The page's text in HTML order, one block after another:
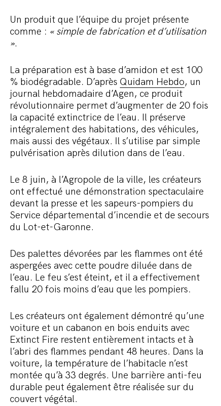
Un produit que l’équipe du projet présente
comme : « simple de fabrication et d’utilisation
».
La préparation est à base d’amidon et est 100
% biodégradable. D’après Quidam Hebdo, un
journal hebdomadaire d’Agen, ce produit
révolutionnaire permet d’augmenter de 20 fois
la capacité extinctrice de l’eau. Il préserve
intégralement des habitations, des véhicules,
mais aussi des végétaux. Il s’utilise par simple
pulvérisation après dilution dans de l’eau.
Le 8 juin, à l’Agropole de la ville, les créateurs
ont effectué une démonstration spectaculaire
devant la presse et les sapeurs-pompiers du
Service départemental d’incendie et de secours
du Lot-et-Garonne.
Des palettes dévorées par les flammes ont été
aspergées avec cette poudre diluée dans de
l’eau. Le feu s’est éteint, et il a effectivement
fallu 20 fois moins d’eau que les pompiers.
Les créateurs ont également démontré qu’une
voiture et un cabanon en bois enduits avec
Extinct Fire restent entièrement intacts et à
l’abri des flammes pendant 48 heures. Dans la
voiture, la température de l’habitacle n’est
montée qu’à 33 degrés. Une barrière anti-feu
durable peut également être réalisée sur du
couvert végétal.